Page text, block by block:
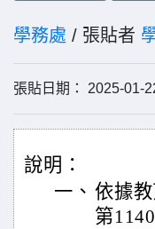
學務處 / 張貼者
張貼日期： 2025-01-
說明：
一、 依據
第